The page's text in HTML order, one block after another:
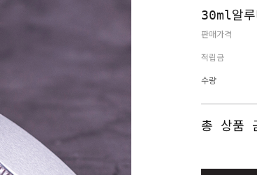
30ml알루
판매가격
적립금
수량
총 상품